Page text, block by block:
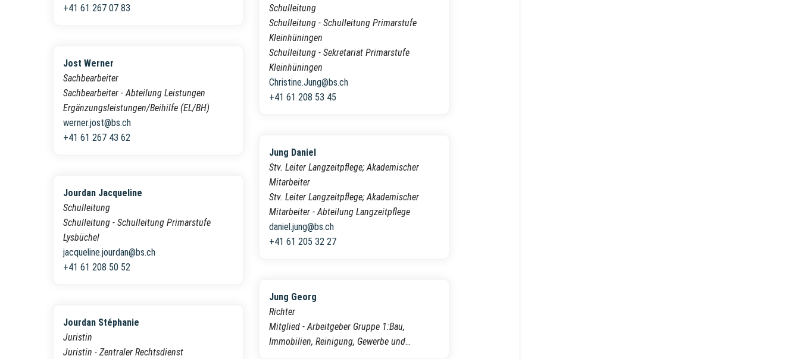
+41 61 267 07 83
Jost Werner
Sachbearbeiter
Sachbearbeiter - Abteilung Leistungen
Ergänzungsleistungen/Beihilfe (EL/BH)
werner.jost@bs.ch
+41 61 267 43 62
Jourdan Jacqueline
Schulleitung
Schulleitung - Schulleitung Primarstufe
Lysbüchel
jacqueline.jourdan@bs.ch
+41 61 208 50 52
Jourdan Stéphanie
Juristin
Juristin - Zentraler Rechtsdienst
Schulleitung
Schulleitung - Schulleitung Primarstufe
Kleinhüningen
Schulleitung - Sekretariat Primarstufe
Kleinhüningen
Christine.Jung@bs.ch
+41 61 208 53 45
Jung Daniel
Stv. Leiter Langzeitpflege; Akademischer
Mitarbeiter
Stv. Leiter Langzeitpflege; Akademischer
Mitarbeiter - Abteilung Langzeitpflege
daniel.jung@bs.ch
+41 61 205 32 27
Jung Georg
Richter
Mitglied - Arbeitgeber Gruppe 1:Bau,
Immobilien, Reinigung, Gewerbe und